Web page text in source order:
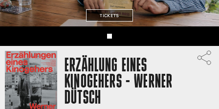
TICKETS
ERZÄHLUNG EINES
KINOGEHERS - WERNER
DÜTSCH